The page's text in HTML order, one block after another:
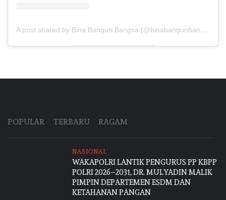
A post shared by Bina Bangun Bangsa (@binabangunbangsa)
POPULAR TERBARU RAGAM
NASIONAL
WAKAPOLRI LANTIK PENGURUS PP KBPP
POLRI 2026–2031, DR. MULYADIN MALIK
PIMPIN DEPARTEMEN ESDM DAN
KETAHANAN PANGAN